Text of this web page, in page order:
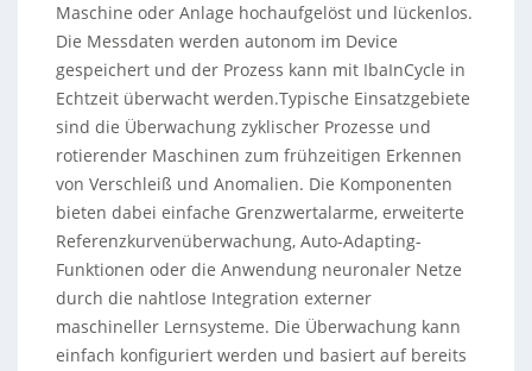
Maschine oder Anlage hochaufgelöst und lückenlos.
Die Messdaten werden autonom im Device
gespeichert und der Prozess kann mit IbaInCycle in
Echtzeit überwacht werden.Typische Einsatzgebiete
sind die Überwachung zyklischer Prozesse und
rotierender Maschinen zum frühzeitigen Erkennen
von Verschleiß und Anomalien. Die Komponenten
bieten dabei einfache Grenzwertalarme, erweiterte
Referenzkurvenüberwachung, Auto-Adapting-
Funktionen oder die Anwendung neuronaler Netze
durch die nahtlose Integration externer
maschineller Lernsysteme. Die Überwachung kann
einfach konfiguriert werden und basiert auf bereits